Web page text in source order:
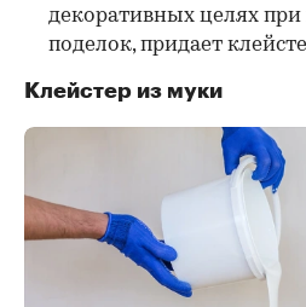
декоративных целях при
поделок, придает
Клейстер из муки